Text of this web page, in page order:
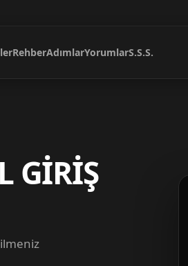
RehberAdımlarYorumlarS.S.S.
GİRİŞ